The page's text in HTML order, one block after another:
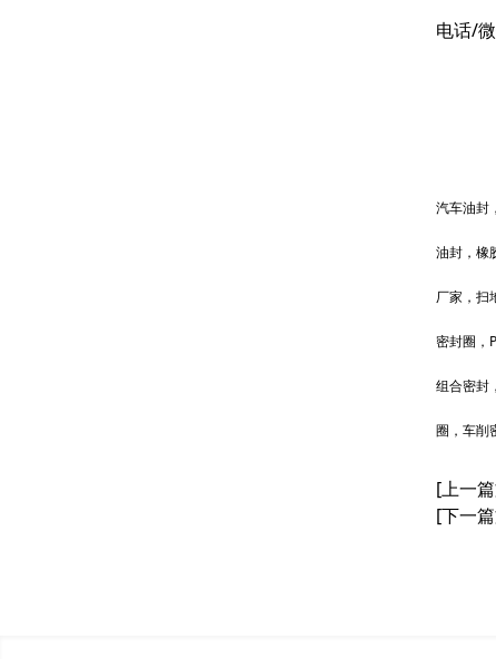
电话/
汽车油封
油封，橡
厂家，扫
密封圈，
组合密封
圈，车削
[上一
[下一